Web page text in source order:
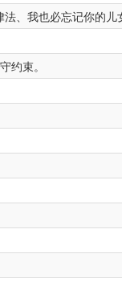
、我也必忘记你的儿
约束。